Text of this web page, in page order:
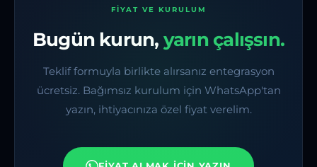
FIYAT VE KURULUM
Bugün kurun, yarın çalışsın.
Teklif formuyla birlikte alırsanız entegrasyon
ücretsiz. Bağımsız kurulum için WhatsApp'tan
yazın, ihtiyacınıza özel fiyat verelim.